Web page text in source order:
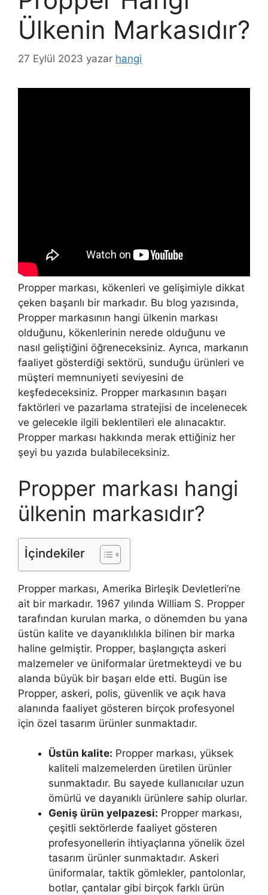
Ülkenin Markasıdır?
27 Eylül 2023 yazar hangi
Propper markası, kökenleri ve gelişimiyle dikkat
çeken başarılı bir markadır. Bu blog yazısında,
Propper markasının hangi ülkenin markası
olduğunu, kökenlerinin nerede olduğunu ve
nasıl geliştiğini öğreneceksiniz. Ayrıca, markanın
faaliyet gösterdiği sektörü, sunduğu ürünleri ve
müşteri memnuniyeti seviyesini de
keşfedeceksiniz. Propper markasının başarı
faktörleri ve pazarlama stratejisi de incelenecek
ve gelecekle ilgili beklentileri ele alınacaktır.
Propper markası hakkında merak ettiğiniz her
şeyi bu yazıda bulabileceksiniz.
Propper markası hangi
ülkenin markasıdır?
İçindekiler
Propper markası, Amerika Birleşik Devletleri’ne
ait bir markadır. 1967 yılında William S. Propper
tarafından kurulan marka, o dönemden bu yana
üstün kalite ve dayanıklılıkla bilinen bir marka
haline gelmiştir. Propper, başlangıçta askeri
malzemeler ve üniformalar üretmekteydi ve bu
alanda büyük bir başarı elde etti. Bugün ise
Propper, askeri, polis, güvenlik ve açık hava
alanında faaliyet gösteren birçok profesyonel
için özel tasarım ürünler sunmaktadır.
Üstün kalite: Propper markası, yüksek
kaliteli malzemelerden üretilen ürünler
sunmaktadır. Bu sayede kullanıcılar uzun
ömürlü ve dayanıklı ürünlere sahip olurlar.
Geniş ürün yelpazesi: Propper markası,
çeşitli sektörlerde faaliyet gösteren
profesyonellerin ihtiyaçlarına yönelik özel
tasarım ürünler sunmaktadır. Askeri
üniformalar, taktik gömlekler, pantolonlar,
botlar, çantalar gibi birçok farklı ürün